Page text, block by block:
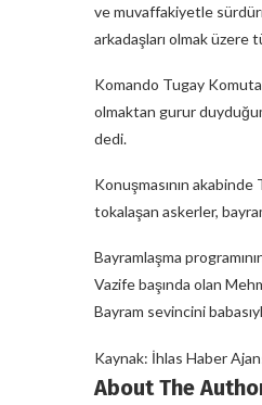
ve muvaffakiyetle
arkadaşları olmak
Komando Tugay
olmaktan gurur
dedi.
Konuşmasının
tokalaşan askerler,
Bayramlaşma
Vazife başında olan
Bayram sevincini
Kaynak: İhlas Haber
About The